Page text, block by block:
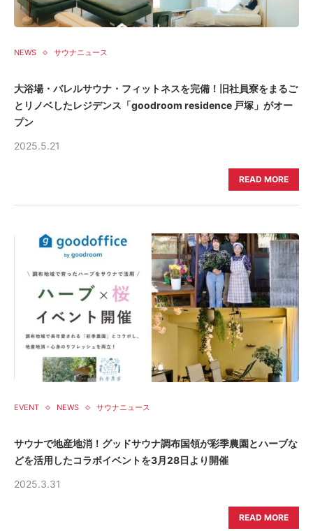
NEWS サウナニュース
大浴場・バレルサウナ・フィットネスを完備！旧社員寮をまるご
とリノベしたレジデンス「goodroom residence 戸塚」がオー
プン
2025.5.21
READ MORE
EVENT NEWS サウナニュース
サウナで地産地消！グッドサウナ調布国領が彩季農園とハーブな
どを活用したコラボイベントを3月28日より開催
2025.3.31
READ MORE